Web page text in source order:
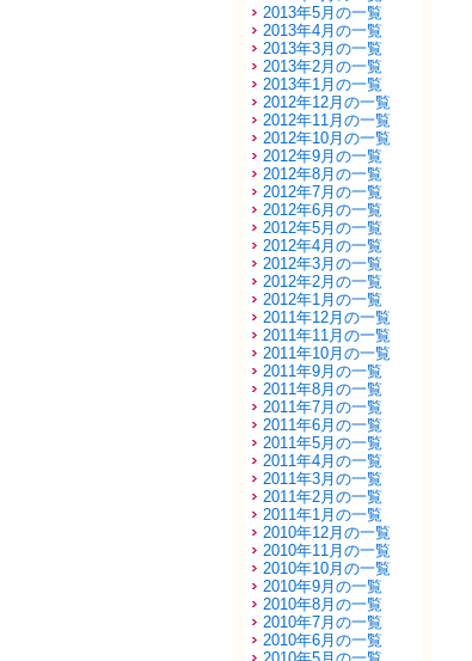
2013年5月の一覧
2013年4月の一覧
2013年3月の一覧
2013年2月の一覧
2013年1月の一覧
2012年12月の一覧
2012年11月の一覧
2012年10月の一覧
2012年9月の一覧
2012年8月の一覧
2012年7月の一覧
2012年6月の一覧
2012年5月の一覧
2012年4月の一覧
2012年3月の一覧
2012年2月の一覧
2012年1月の一覧
2011年12月の一覧
2011年11月の一覧
2011年10月の一覧
2011年9月の一覧
2011年8月の一覧
2011年7月の一覧
2011年6月の一覧
2011年5月の一覧
2011年4月の一覧
2011年3月の一覧
2011年2月の一覧
2011年1月の一覧
2010年12月の一覧
2010年11月の一覧
2010年10月の一覧
2010年9月の一覧
2010年8月の一覧
2010年7月の一覧
2010年6月の一覧